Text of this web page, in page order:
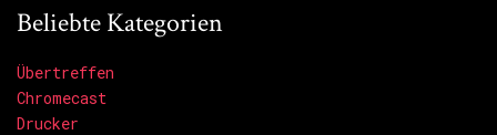
Beliebte Kategorien
Übertreffen
Chromecast
Drucker